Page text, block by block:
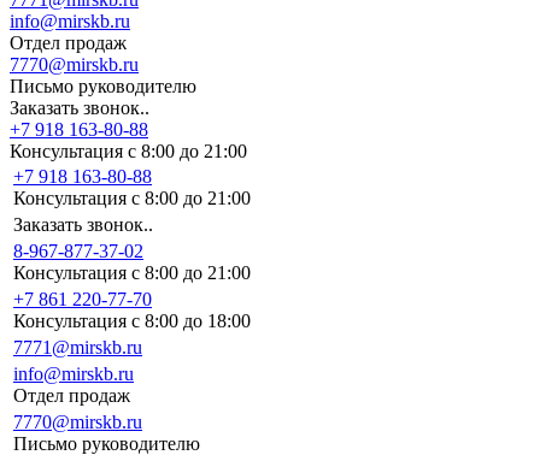
info@mirskb.ru
Отдел продаж
7770@mirskb.ru
Письмо руководителю
Заказать звонок..
+7 918 163-80-88
Консультация с 8:00 до 21:00
+7 918 163-80-88
Консультация с 8:00 до 21:00
Заказать звонок..
8-967-877-37-02
Консультация с 8:00 до 21:00
+7 861 220-77-70
Консультация с 8:00 до 18:00
7771@mirskb.ru
info@mirskb.ru
Отдел продаж
7770@mirskb.ru
Письмо руководителю